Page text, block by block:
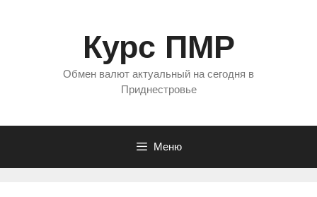
Курс ПМР
Обмен валют актуальный на сегодня в
Приднестровье
Меню